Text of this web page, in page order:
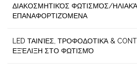
ΔΙΑΚΟΣΜΗΤΙΚΌΣ ΦΩΤΙΣΜΌΣ/
ΕΠΑΝΑΦΟΡΤΙΖΌΜΕΝΑ
LED ΤΑΙΝΊΕΣ, ΤΡΟΦΟΔΟΤΙΚΆ &
ΕΞΈΛΙΞΗ ΣΤΟ ΦΩΤΙΣΜΌ